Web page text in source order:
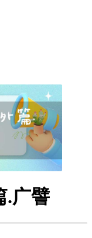
.广譬